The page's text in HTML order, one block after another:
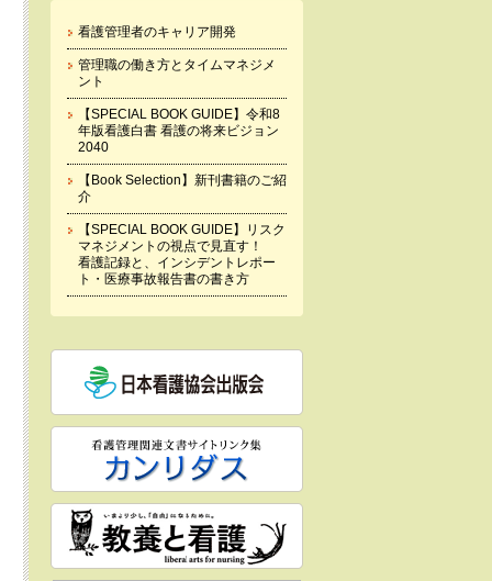
看護管理者のキャリア開発
管理職の働き方とタイムマネジメ
ント
【SPECIAL BOOK GUIDE】令和8
年版看護白書 看護の将来ビジョン
2040
【Book Selection】新刊書籍のご紹
介
【SPECIAL BOOK GUIDE】リスク
マネジメントの視点で見直す！
看護記録と、インシデントレポー
ト・医療事故報告書の書き方